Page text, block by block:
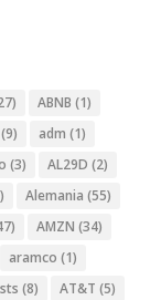
ABNB (1)
(9) adm (1)
(3) AL29D (2)
Alemania (55)
AMZN (34)
aramco (1)
(8) AT&T (5)